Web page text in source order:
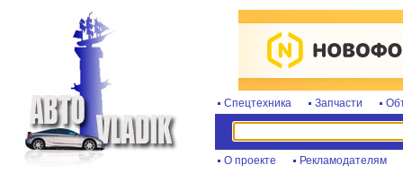
Спецтехника Запчасти
О проекте Рекламодателям